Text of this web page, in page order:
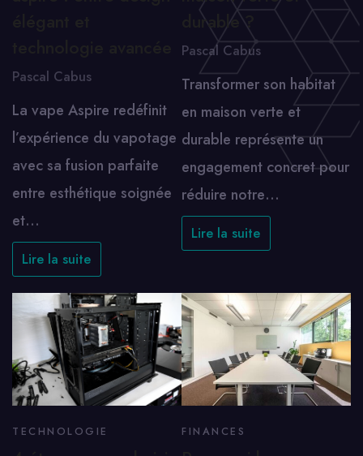
Pascal Cabus
La vape Aspire redéfinit
l’expérience du vapotage
avec sa fusion parfaite
entre esthétique soignée
et…
Lire la suite
durable ?
Pascal Cabus
Transformer son habitat
en maison verte et
durable représente un
engagement concret pour
réduire notre…
Lire la suite
TECHNOLOGIE FINANCES